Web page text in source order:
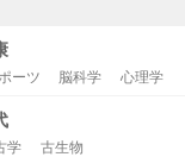
ーツ 脳科学 心理学
学 古生物